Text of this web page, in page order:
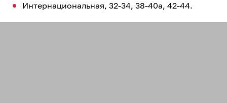
Интернациональная, 32-34, 38-40а, 42-44.